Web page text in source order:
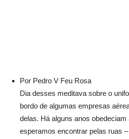
Por Pedro V Feu Rosa
Dia desses meditava sobre o
bordo de algumas empresas
delas. Há alguns anos obedeciam
esperamos encontrar pelas ruas